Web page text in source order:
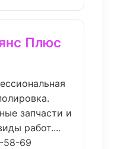
Плюс
запчасти и
работ....
58-69